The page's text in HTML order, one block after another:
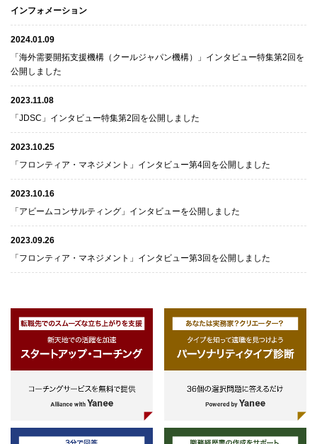
インフォメーション
2024.01.09
「海外需要開拓支援機構（クールジャパン機構）」インタビュー特集第2回を
公開しました
2023.11.08
「JDSC」インタビュー特集第2回を公開しました
2023.10.25
「フロンティア・マネジメント」インタビュー第4回を公開しました
2023.10.16
「アビームコンサルティング」インタビューを公開しました
2023.09.26
「フロンティア・マネジメント」インタビュー第3回を公開しました